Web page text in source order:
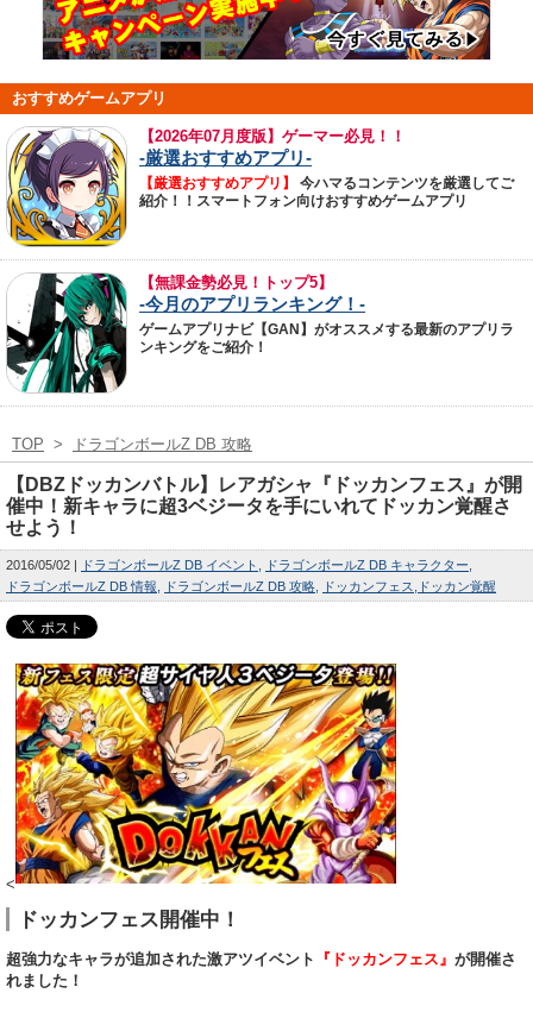
おすすめゲームアプリ
【2026年07月度版】ゲーマー必見！！
-厳選おすすめアプリ-
【厳選おすすめアプリ】
今ハマるコンテンツを厳選してご
紹介！！スマートフォン向けおすすめゲームアプリ
【無課金勢必見！トップ5】
-今月のアプリランキング！-
ゲームアプリナビ【GAN】がオススメする最新のアプリラ
ンキングをご紹介！
TOP > ドラゴンボールZ DB 攻略
【DBZドッカンバトル】レアガシャ『ドッカンフェス』が開
催中！新キャラに超3ベジータを手にいれてドッカン覚醒さ
せよう！
2016/05/02 ドラゴンボールZ DB イベント
ドラゴンボールZ DB キャラクター
ドラゴンボールZ DB 情報
ドラゴンボールZ DB 攻略 ドッカンフェス ドッカン覚醒
<
ドッカンフェス開催中！
超強力なキャラが追加された激アツイベント 『ドッカンフェス』 が開催さ
れました！